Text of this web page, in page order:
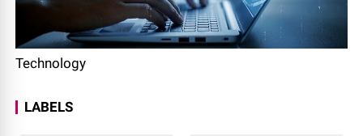
Technology
LABELS